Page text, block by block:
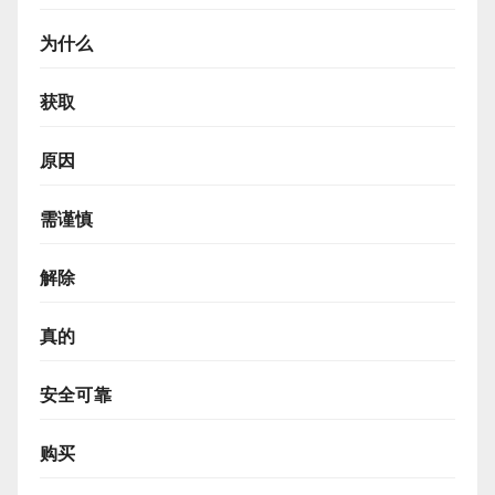
为什么
获取
原因
需谨慎
解除
真的
安全可靠
购买